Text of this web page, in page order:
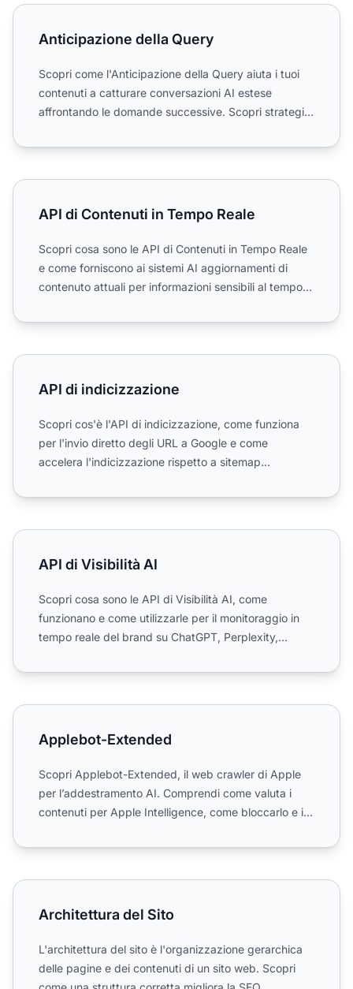
Anticipazione della Query
Anticipazione della Query
Scopri come l'Anticipazione della Query aiuta i tuoi
contenuti a catturare conversazioni AI estese
affrontando le domande successive. Scopri strategie
API di Contenuti in Tempo Reale
API di Contenuti in Tempo Reale
Scopri cosa sono le API di Contenuti in Tempo Reale
e come forniscono ai sistemi AI aggiornamenti di
contenuto attuali per informazioni sensibili al tempo.
API di indicizzazione
API di indicizzazione
Scopri cos'è l'API di indicizzazione, come funziona
per l'invio diretto degli URL a Google e come
accelera l'indicizzazione rispetto a sitemap
API di Visibilità AI
API di Visibilità AI
Scopri cosa sono le API di Visibilità AI, come
funzionano e come utilizzarle per il monitoraggio in
tempo reale del brand su ChatGPT, Perplexity,
Applebot-Extended
Applebot-Extended
Scopri Applebot-Extended, il web crawler di Apple
per l’addestramento AI. Comprendi come valuta i
contenuti per Apple Intelligence, come bloccarlo e i
Architettura del Sito
Architettura del Sito
L'architettura del sito è l'organizzazione gerarchica
delle pagine e dei contenuti di un sito web. Scopri